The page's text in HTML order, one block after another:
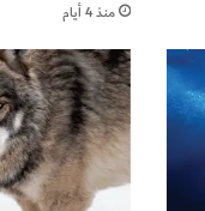
منذ 4 أيام